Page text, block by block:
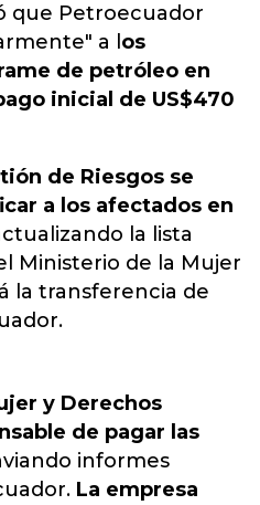
que Petroecuador
a l os
de petróleo en
inicial de US$470
de Riesgos se
a los afectados en
la lista
Ministerio de la Mujer
la transferencia de
y Derechos
de pagar las
informes
La empresa